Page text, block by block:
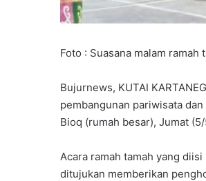
Foto : Suasana malam
Bujurnews, KUTAI
pembangunan pariwisata
Bioq (rumah besar), Jumat
Acara ramah tamah yang
ditujukan memberikan